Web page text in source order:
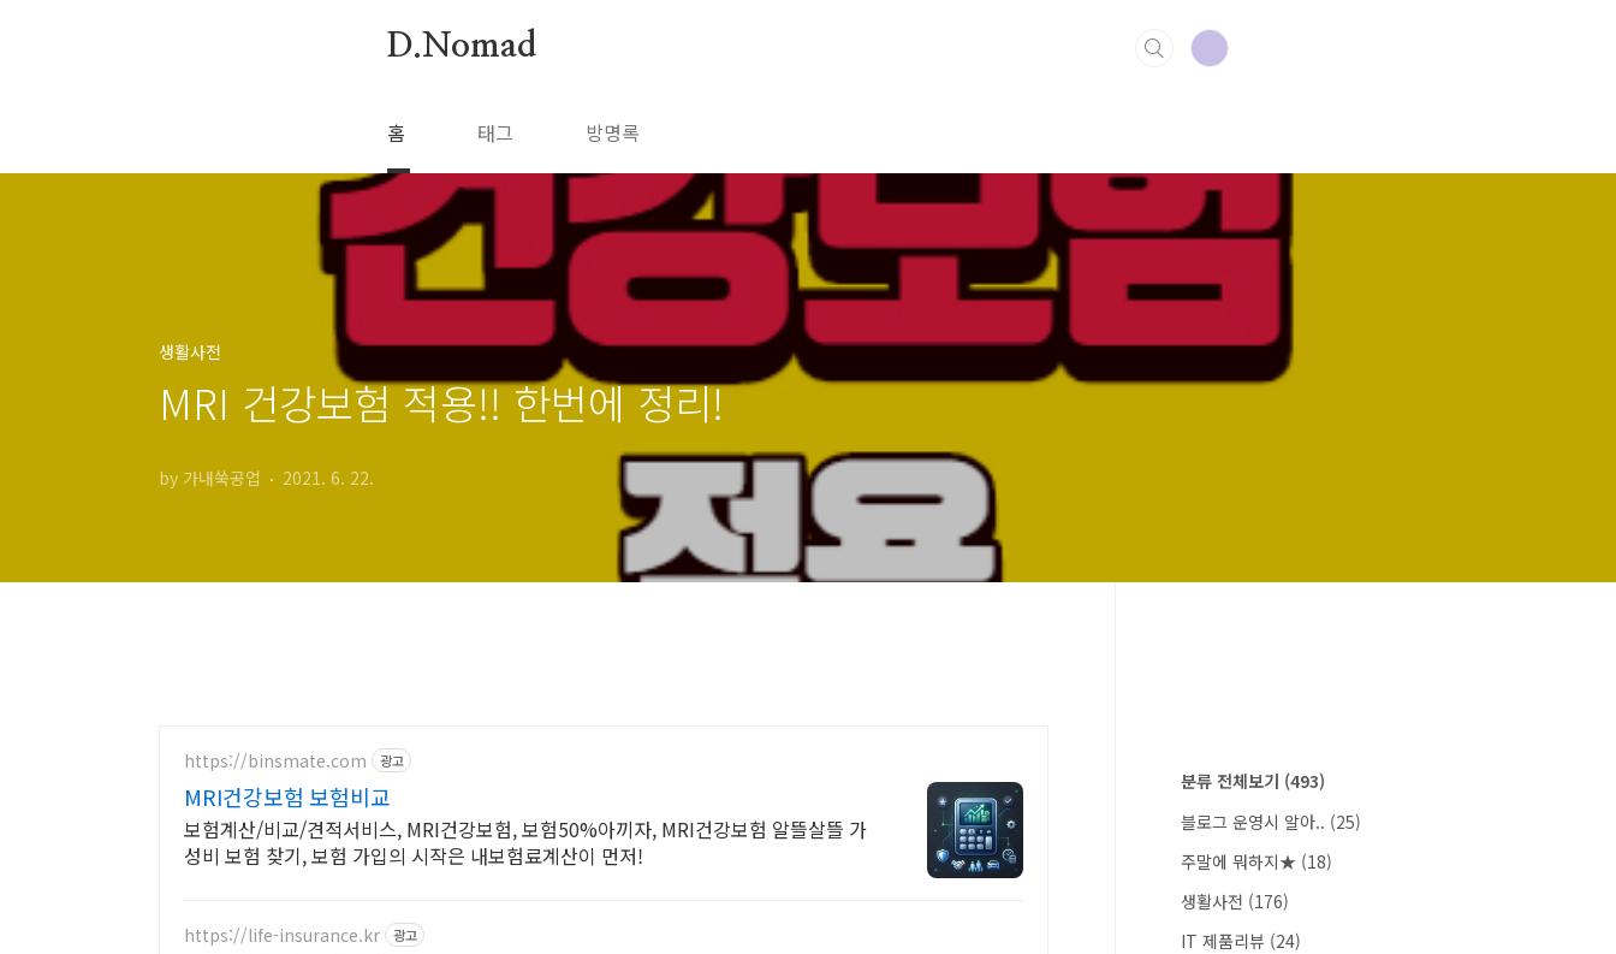
D.Nomad
홈 태그 방명록
생활사전
MRI 건강보험 적용!! 한번에 정리!
by 가내쑥공업 2021. 6. 22.
https://binsmate.com 광고
MRI건강보험 보험비교
보험계산/비교/견적서비스, MRI건강보험, 보험50%아끼자, MRI건강보험 알뜰살뜰 가
성비 보험 찾기, 보험 가입의 시작은 내보험료계산이 먼저!
https://life-insurance.kr 광고
분류 전체보기 (493)
블로그 운영시 알아.. (25)
주말에 뭐하지★ (18)
생활사전 (176)
IT 제품리뷰 (24)